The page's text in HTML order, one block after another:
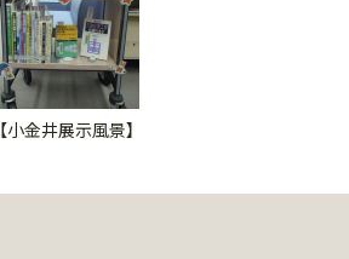
【小金井展示風景】